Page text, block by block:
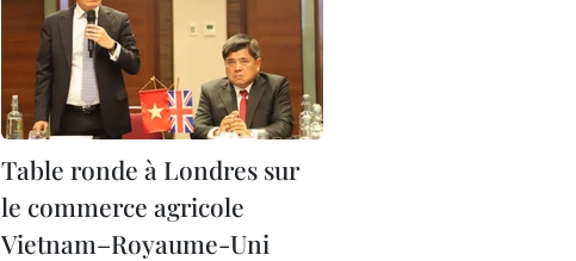
Table ronde à Londres sur
le commerce agricole
Vietnam–Royaume-Uni